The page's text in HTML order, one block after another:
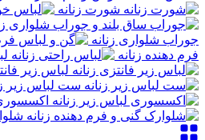
شورت زنانه
جوراب شلواری زنانه
فرم دهنده زنانه
لباس زیر
ست لباس زیر